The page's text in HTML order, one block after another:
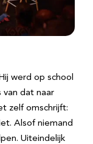
werd op school
dat naar
zelf omschrijft:
Alsof niemand
Uiteindelijk